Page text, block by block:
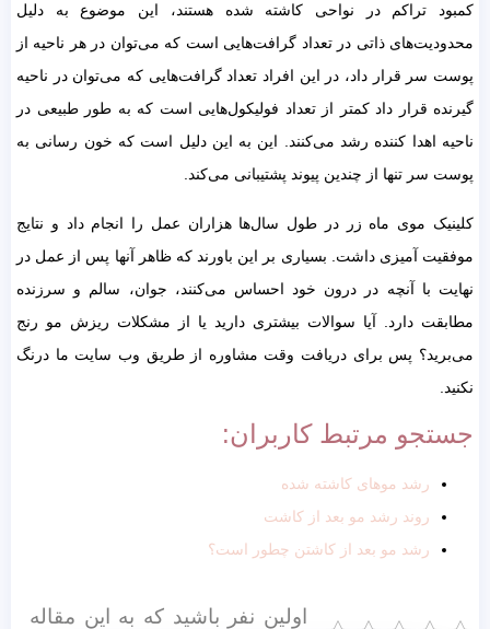
کمبود تراکم در نواحی کاشته شده هستند، این موضوع به دلیل
محدودیت‌های ذاتی در تعداد گرافت‌هایی است که می‌توان در هر ناحیه از
پوست سر قرار داد، در این افراد تعداد گرافت‌هایی که می‌توان در ناحیه
گیرنده قرار داد کمتر از تعداد فولیکول‌هایی است که به طور طبیعی در
ناحیه اهدا کننده رشد می‌کنند. این به این دلیل است که خون رسانی به
پوست سر تنها از چندین پیوند پشتیبانی می‌کند.
کلینیک موی ماه زر در طول سال‌ها هزاران عمل را انجام داد و نتایج
موفقیت آمیزی داشت. بسیاری بر این باورند که ظاهر آنها پس از عمل در
نهایت با آنچه در درون خود احساس می‌کنند، جوان، سالم و سرزنده
مطابقت دارد. آیا سوالات بیشتری دارید یا از مشکلات ریزش مو رنج
می‌برید؟ پس برای دریافت وقت مشاوره از طریق وب سایت ما درنگ
نکنید.
جستجو مرتبط کاربران:
رشد موهای کاشته شده
روند رشد مو بعد از کاشت
رشد مو بعد از کاشتن چطور است؟
اولین نفر باشید که به این مقاله